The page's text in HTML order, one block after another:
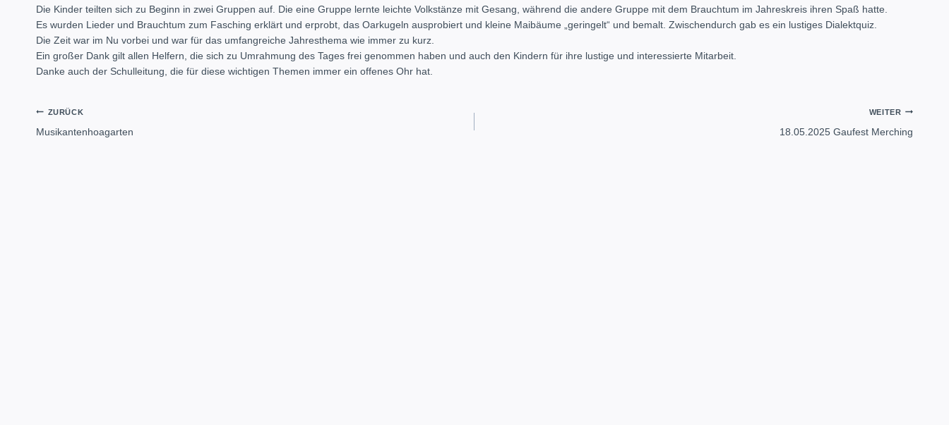
Die Kinder teilten sich zu Beginn in zwei Gruppen auf. Die eine Gruppe lernte leichte Volkstänze mit Gesang, während die andere Gruppe mit dem Brauchtum im Jahreskreis ihren Spaß hatte.
Es wurden Lieder und Brauchtum zum Fasching erklärt und erprobt, das Oarkugeln ausprobiert und kleine Maibäume „geringelt“ und bemalt. Zwischendurch gab es ein lustiges Dialektquiz.
Die Zeit war im Nu vorbei und war für das umfangreiche Jahresthema wie immer zu kurz.
Ein großer Dank gilt allen Helfern, die sich zu Umrahmung des Tages frei genommen haben und auch den Kindern für ihre lustige und interessierte Mitarbeit.
Danke auch der Schulleitung, die für diese wichtigen Themen immer ein offenes Ohr hat.
Beitragsnavigation
ZURÜCK
Musikantenhoagarten
WEITER
18.05.2025 Gaufest Merching